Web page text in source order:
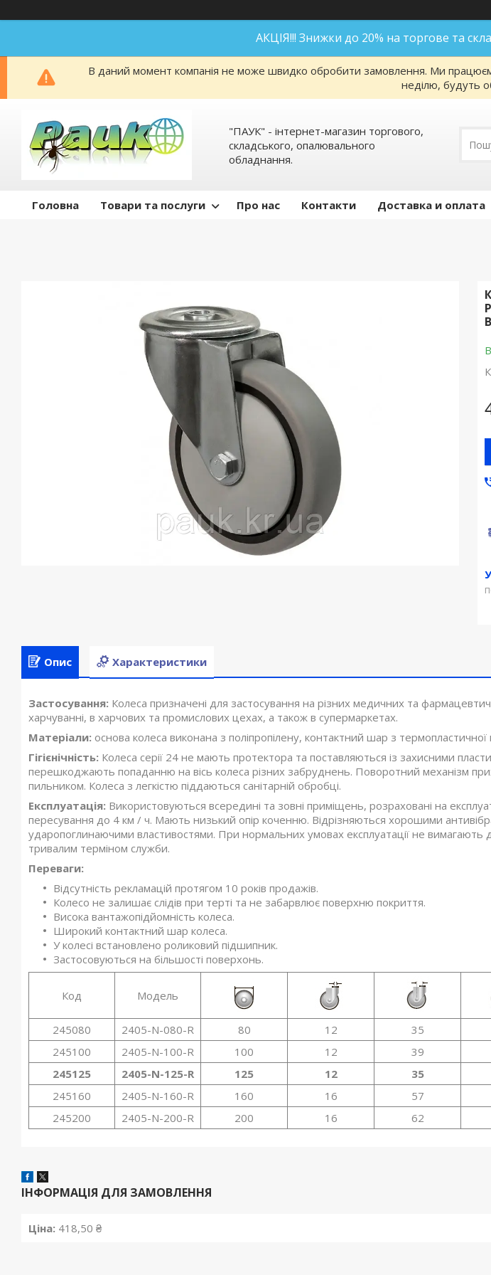
АКЦІЯ!!! Знижки до 20% на торгове та
В даний момент компанія не може швидко обробити замовлення. Ми
неділю, будуть
"ПАУК" - інтернет-магазин торгового,
складського, опалювального
обладнання.
Головна Товари та послуги Про нас Контакти Доставка и оплата
Опис Характеристики
Застосування: Колеса призначені для застосування на різних медичних та
харчуванні, в харчових та промислових цехах, а також в супермаркетах.
Матеріали: основа колеса виконана з поліпропілену, контактний шар з термопластичної
Гігієнічність: Колеса серії 24 не мають протектора та поставляються із захисними
перешкоджають попаданню на вісь колеса різних забруднень. Поворотний механізм
пильником. Колеса з легкістю піддаються санітарній обробці.
Експлуатація: Використовуються всередині та зовні приміщень, розраховані на
пересування до 4 км / ч. Мають низький опір коченню. Відрізняються хорошими
ударопоглинаючими властивостями. При нормальних умовах експлуатації не вимагають
тривалим терміном служби.
Переваги:
Відсутність рекламацій протягом 10 років продажів.
Колесо не залишає слідів при терті та не забарвлює поверхню покриття.
Висока вантажопідйомність колеса.
Широкий контактний шар колеса.
У колесі встановлено роликовий підшипник.
Застосовуються на більшості поверхонь.
Код Модель
245080 2405-N-080-R 80 12 35
245100
2405-N-100-R 100 12 39
245125
2405-N-125-R 125 12 35
245160
2405-N-160-R 160 16 57
245200
2405-N-200-R 200 16 62
ІНФОРМАЦІЯ ДЛЯ ЗАМОВЛЕННЯ
Ціна: 418,50 ₴